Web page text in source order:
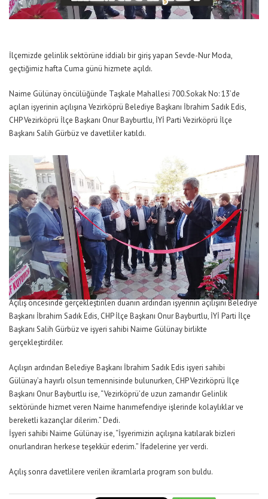
İlçemizde gelinlik sektörüne iddialı bir giriş yapan Sevde-Nur Moda,
geçtiğimiz hafta Cuma günü hizmete açıldı.
Naime Gülünay öncülüğünde Taşkale Mahallesi 700.Sokak No: 13’de
açılan işyerinin açılışına Vezirköprü Belediye Başkanı İbrahim Sadık Edis,
CHP Vezirköprü İlçe Başkanı Onur Bayburtlu, İYİ Parti Vezirköprü İlçe
Başkanı Salih Gürbüz ve davetliler katıldı.
Açılış öncesinde gerçekleştirilen duanın ardından işyerinin açılışını Belediye
Başkanı İbrahim Sadık Edis, CHP İlçe Başkanı Onur Bayburtlu, İYİ Parti İlçe
Başkanı Salih Gürbüz ve işyeri sahibi Naime Gülünay birlikte
gerçekleştirdiler.
Açılışın ardından Belediye Başkanı İbrahim Sadık Edis işyeri sahibi
Gülünay’a hayırlı olsun temennisinde bulunurken, CHP Vezirköprü İlçe
Başkanı Onur Bayburtlu ise, “Vezirköprü’de uzun zamandır Gelinlik
sektöründe hizmet veren Naime hanımefendiye işlerinde kolaylıklar ve
bereketli kazançlar dilerim.” Dedi.
İşyeri sahibi Naime Gülünay ise, “İşyerimizin açılışına katılarak bizleri
onurlandıran herkese teşekkür ederim.” İfadelerine yer verdi.
Açılış sonra davetlilere verilen ikramlarla program son buldu.